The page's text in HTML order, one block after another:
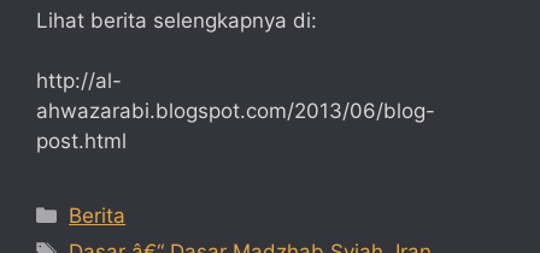
Lihat berita selengkapnya di:
http://al-
ahwazarabi.blogspot.com/2013/06/blog-
post.html
Categories
Berita
Tags